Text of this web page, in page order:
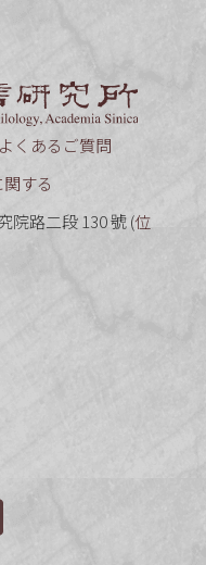
よくあるご質問
する
院路二段 130 號 (位